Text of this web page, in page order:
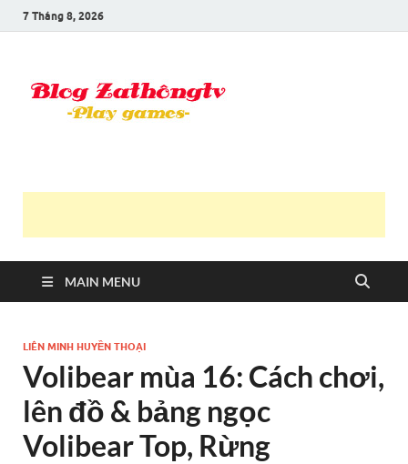
7 Tháng 8, 2026
MAIN MENU
LIÊN MINH HUYỀN THOẠI
Volibear mùa 16: Cách chơi,
lên đồ & bảng ngọc
Volibear Top, Rừng